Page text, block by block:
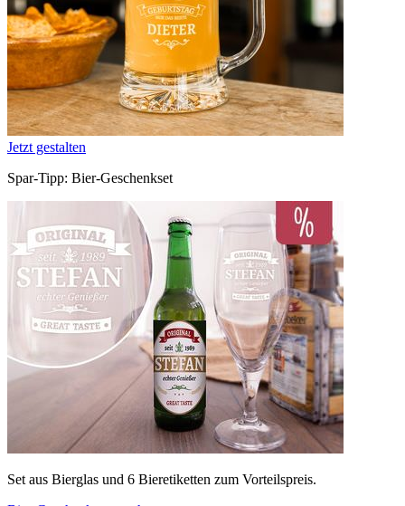
Jetzt gestalten
Spar-Tipp: Bier-Geschenkset
Set aus Bierglas und 6 Bieretiketten zum Vorteilspreis.